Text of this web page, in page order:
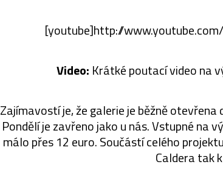
[youtube]http://
Video: Krátké poutací video na
Zajímavostí je, že galerie je běžně
Pondělí je zavřeno jako u nás. Vstupné na
málo přes 12 euro. Součástí celého
Caldera tak